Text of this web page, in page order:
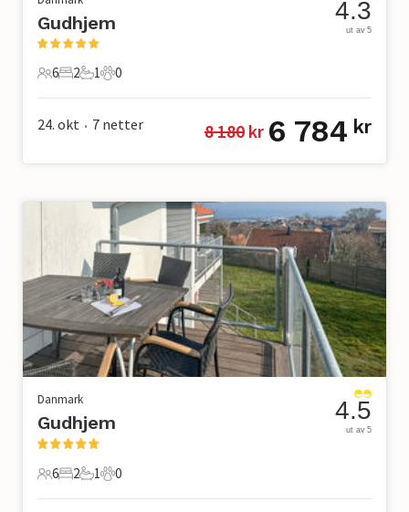
Gudhjem
6 Gjester
6
2 Soverom
2
1 Bad
1
0 Kjæledyr
0
4.3
ut av 5
24. okt • 7 netter 8 180 kr 6 784 kr
Danmark
Gudhjem
6 Gjester
6
2 Soverom
2
1 Bad
1
0 Kjæledyr
0
4.5
ut av 5